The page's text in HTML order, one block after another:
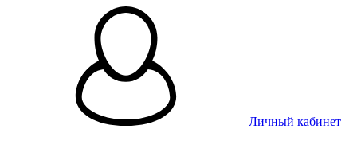
Личный кабинет